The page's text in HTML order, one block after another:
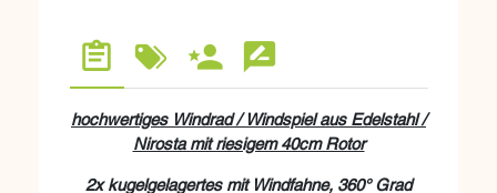
hochwertiges Windrad / Windspiel aus Edelstahl /
Nirosta mit riesigem 40cm Rotor
2x kugelgelagertes mit Windfahne, 360° Grad